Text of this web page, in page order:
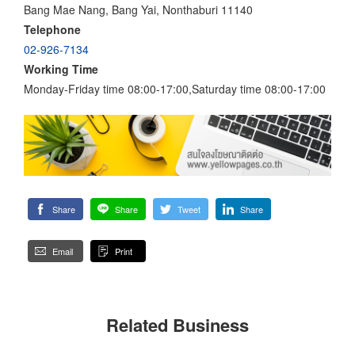
Bang Mae Nang, Bang Yai, Nonthaburi 11140
Telephone
02-926-7134
Working Time
Monday-Friday time 08:00-17:00,Saturday time 08:00-17:00
Share Share Tweet Share
Email Print
Related Business